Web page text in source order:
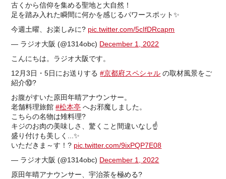
古くから信仰を集める聖地と大自然！
足を踏み入れた瞬間に何かを感じるパワースポット✨
今週土曜、お楽しみに? pic.twitter.com/5cIfDRcapm
— ラジオ大阪 (@1314obc) December 1, 2022
こんにちは。ラジオ大阪です。
12月3日・5日にお送りする#京都府スペシャル の取材風景をご
紹介⑩?
お腹がすいた原田年晴アナウンサー。
老舗料理旅館#松本亭 へお邪魔しました。
こちらの名物は雉料理?
キジのお肉の美味しさ、驚くこと間違いなし☝️
盛り付けも美しく...✨
いただきま～す！? pic.twitter.com/9ixPQP7E08
— ラジオ大阪 (@1314obc) December 1, 2022
原田年晴アナウンサー、宇治茶を極める?